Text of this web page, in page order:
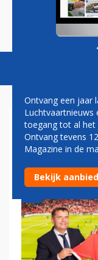
Magazine
JAAR
Ontvang een jaar
Luchtvaartnieuws
toegang tot al het
Ontvang tevens
Magazine in de
Bekijk